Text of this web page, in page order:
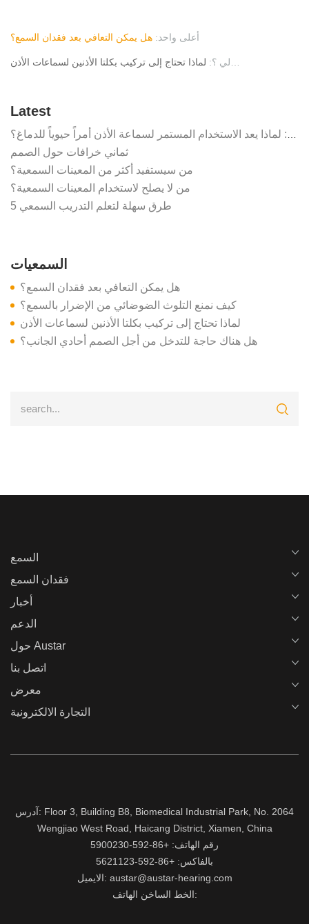
أعلى واحد: هل يمكن التعافي بعد فقدان السمع؟
لماذا تحتاج إلى تركيب بكلتا الأذنين لسماعات الأذن
Latest
ثماني خرافات حول الصمم
من سيستفيد أكثر من المعينات السمعية؟
من لا يصلح لاستخدام المعينات السمعية؟
5 طرق سهلة لتعلم التدريب السمعي
السمعيات
هل يمكن التعافي بعد فقدان السمع؟
كيف نمنع التلوث الضوضائي من الإضرار بالسمع؟
لماذا تحتاج إلى تركيب بكلتا الأذنين لسماعات الأذن
هل هناك حاجة للتدخل من أجل الصمم أحادي الجانب؟
السمع
فقدان السمع
أخبار
الدعم
حول Austar
اتصل بنا
معرض
التجارة الالكترونية
آدرس: Floor 3, Building B8, Biomedical Industrial Park, No. 2064
Wengjiao West Road, Haicang District, Xiamen, China
رقم الهاتف: +86-592-5900230
بالفاكس: +86-592-5621123
الايميل: austar@austar-hearing.com
الخط الساخن الهاتف: